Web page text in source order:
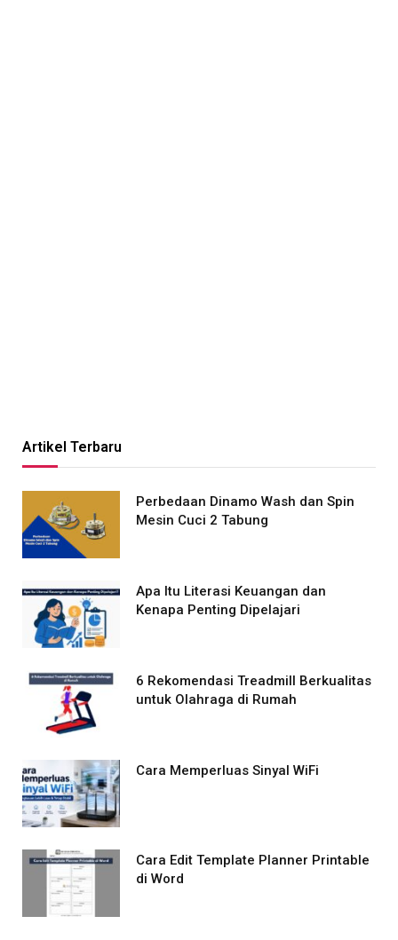
Artikel Terbaru
Perbedaan Dinamo Wash dan Spin
Mesin Cuci 2 Tabung
Apa Itu Literasi Keuangan dan
Kenapa Penting Dipelajari
6 Rekomendasi Treadmill Berkualitas
untuk Olahraga di Rumah
Cara Memperluas Sinyal WiFi
Cara Edit Template Planner Printable
di Word